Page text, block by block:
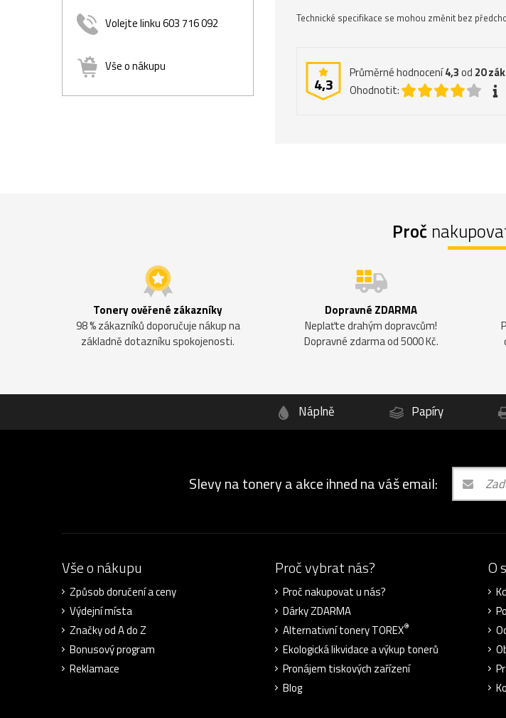
Volejte linku 603 716 092
Vše o nákupu
Technické specifikace se mohou změnit bez
4,3
Průměrné hodnocení4,3od 20
Ohodnotit:
Proč
Tonery ověřené zákazníky
98 % zákazníků doporučuje nákup na
základně dotazníku spokojenosti.
Dopravné ZDARMA
Neplaťte drahým dopravcům!
Dopravné zdarma od 5000 Kč.
Náplně Papíry
Slevy na tonery a akce ihned na váš email:
Vše o nákupu
Způsob doručení a ceny
Výdejní místa
Značky od A do Z
Bonusový program
Reklamace
Proč vybrat nás?
Proč nakupovat u nás?
Dárky ZDARMA
Alternativní tonery TOREX®
Ekologická likvidace a výkup tonerů
Pronájem tiskových zařízení
Blog
O